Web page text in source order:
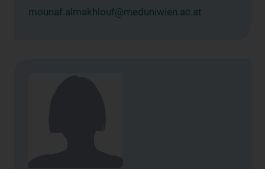
mounaf.almakhlouf@meduniwien.ac.at